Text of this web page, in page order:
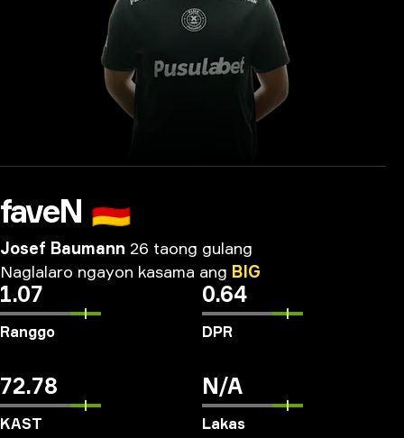
faveN 🇩🇪
Josef Baumann 26 taong gulang
Naglalaro ngayon kasama ang BIG
1.07
Ranggo
0.64
DPR
72.78
KAST
N/A
Lakas